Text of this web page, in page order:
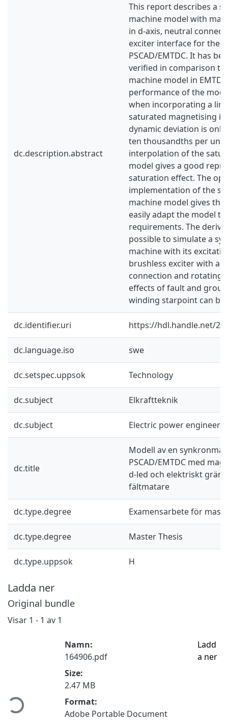
dc.description.abstract
This report describes a
machine model with
in d-axis, neutral
exciter interface for the
PSCAD/EMTDC. It has
verified in comparison
machine model in
performance of the
when incorporating a
saturated magnetising
dynamic deviation is
ten thousandths per
interpolation of the
model gives a good
saturation effect. The
implementation of the
machine model gives
easily adapt the model
requirements. The
possible to simulate a
machine with its
brushless exciter with
connection and rotating
effects of fault and
winding starpoint can be
dc.identifier.uri https://hdl.handle.net/
dc.language.iso swe
dc.setspec.uppsok Technology
dc.subject Elkraftteknik
dc.subject Electric power
dc.title
Modell av en
PSCAD/EMTDC med
d-led och elektriskt
fältmatare
dc.type.degree Examensarbete för
dc.type.degree Master Thesis
dc.type.uppsok H
Ladda ner
Original bundle
Visar 1 - 1 av 1
Hämtar...
Namn:
164906.pdf
Size:
2.47 MB
Format:
Adobe Portable Document
Ladd
a ner